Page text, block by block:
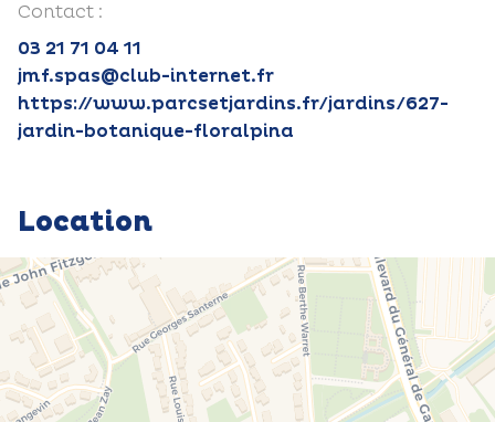
Contact :
03 21 71 04 11
jmf.spas@club-internet.fr
https://www.parcsetjardins.fr/jardins/627-
jardin-botanique-floralpina
Location